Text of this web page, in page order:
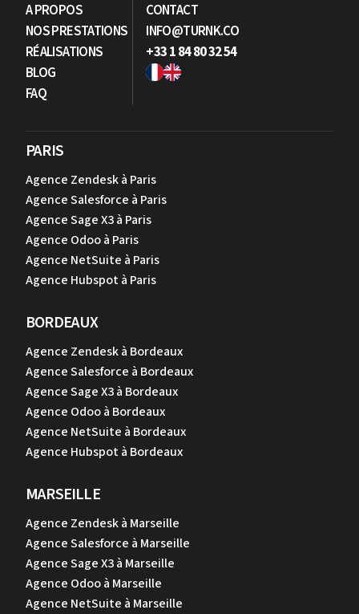
A PROPOS
NOS PRESTATIONS
RÉALISATIONS
BLOG
FAQ
CONTACT
INFO@TURNK.CO
+33 1 84 80 32 54
PARIS
Agence Zendesk à Paris
Agence Salesforce à Paris
Agence Sage X3 à Paris
Agence Odoo à Paris
Agence NetSuite à Paris
Agence Hubspot à Paris
BORDEAUX
Agence Zendesk à Bordeaux
Agence Salesforce à Bordeaux
Agence Sage X3 à Bordeaux
Agence Odoo à Bordeaux
Agence NetSuite à Bordeaux
Agence Hubspot à Bordeaux
MARSEILLE
Agence Zendesk à Marseille
Agence Salesforce à Marseille
Agence Sage X3 à Marseille
Agence Odoo à Marseille
Agence NetSuite à Marseille